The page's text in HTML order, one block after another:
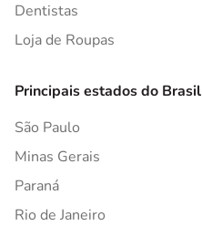
Dentistas
Loja de Roupas
Principais estados do Brasil
São Paulo
Minas Gerais
Paraná
Rio de Janeiro